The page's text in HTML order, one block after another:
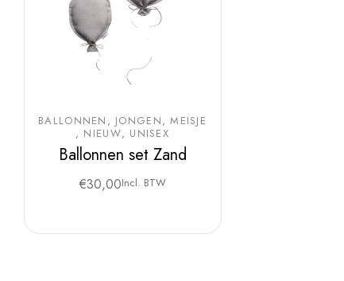
BALLONNEN JONGEN
MEISJE
NIEUW
UNISEX
Ballonnen set Zand
€30,00Incl. BTW